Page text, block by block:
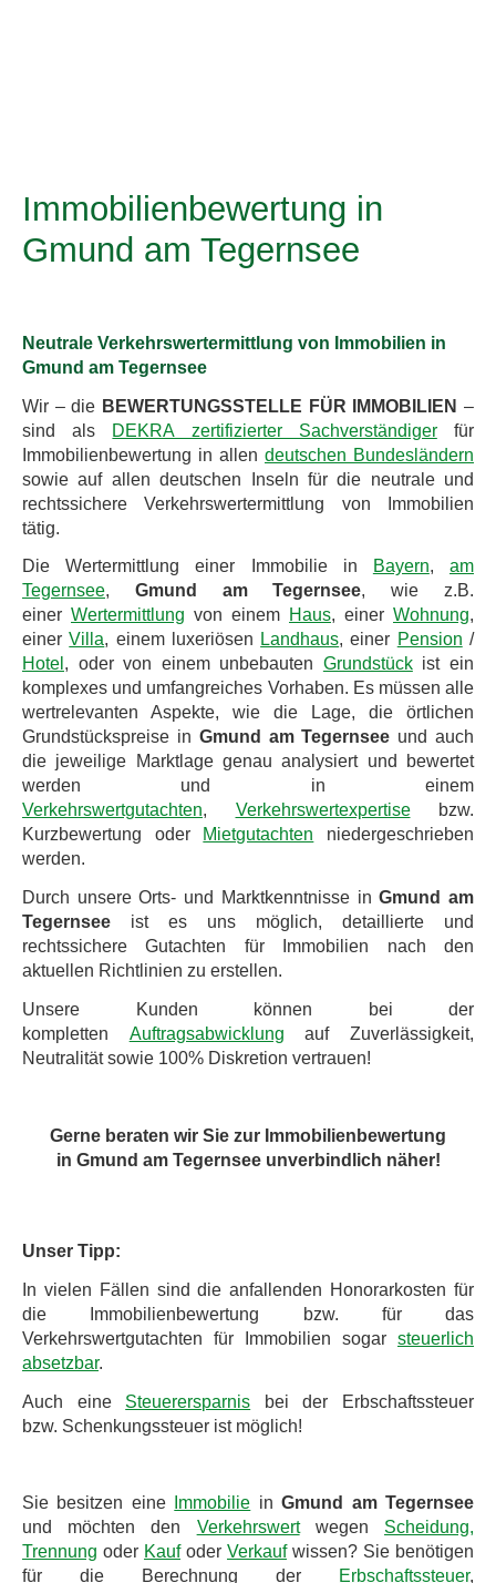
Immobilienbewertung in
Gmund am Tegernsee
Neutrale Verkehrswertermittlung von Immobilien in
Gmund am Tegernsee
Wir – die BEWERTUNGSSTELLE FÜR IMMOBILIEN –
sind als DEKRA zertifizierter Sachverständigerfür
Immobilienbewertung in allen deutschen Bundesländern
sowie auf allen deutschen Inseln für die neutrale und
rechtssichere Verkehrswertermittlung von Immobilien
tätig.
Die Wertermittlung einer Immobilie in Bayern,am
Tegernsee, Gmund am Tegernsee, wie z.B.
einer Wertermittlung von einem Haus, einer Wohnung,
einerVilla, einem luxeriösen Landhaus, einer Pension /
Hotel , oder von einem unbebauten Grundstückist ein
komplexes und umfangreiches Vorhaben. Es müssen alle
wertrelevanten Aspekte, wie die Lage, die örtlichen
Grundstückspreise in Gmund am Tegernsee und auch
die jeweilige Marktlage genau analysiert und bewertet
werden und in einem
Verkehrswertgutachten, Verkehrswertexpertisebzw.
Kurzbewertung oder Mietgutachten niedergeschrieben
werden.
Durch unsere Orts- und Marktkenntnisse inGmund am
Tegernsee ist es uns möglich, detaillierte und
rechtssichere Gutachten für Immobilien nach den
aktuellen Richtlinien zu erstellen.
Unsere Kunden können bei der
kompletten Auftragsabwicklung auf Zuverlässigkeit,
Neutralität sowie 100% Diskretion vertrauen!
Gerne beraten wir Sie zur Immobilienbewertung
in Gmund am Tegernsee unverbindlich näher!
Unser Tipp:
In vielen Fällen sind die anfallenden Honorarkosten für
die Immobilienbewertung bzw. für das
Verkehrswertgutachten für Immobilien sogar steuerlich
absetzbar.
Auch eine Steuerersparnis bei der Erbschaftssteuer
bzw. Schenkungssteuer ist möglich!
Sie besitzen eine Immobilie inGmund am Tegernsee
und möchten den Verkehrswertwegen Scheidung,
Trennung oder Kaufoder Verkaufwissen? Sie benötigen
für die Berechnung der
Erbschaftssteuer,